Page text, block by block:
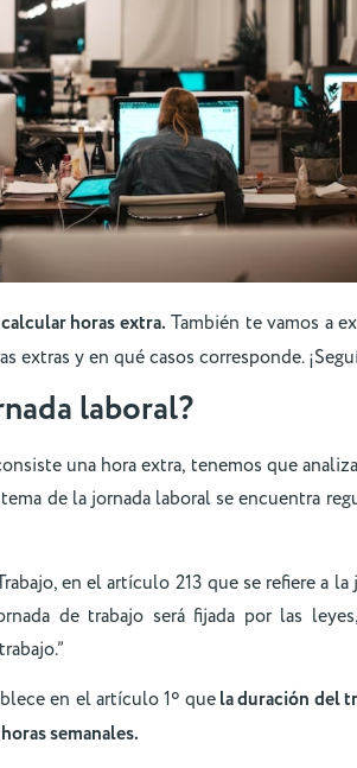
calcular horas extra. También te vamos a
extras y en qué casos corresponde.
laboral?
una hora extra, tenemos que
de la jornada laboral se encuentra
en el artículo 213 que se refiere a la
de trabajo será fijada por las
en el artículo 1º quela duración del
semanales.